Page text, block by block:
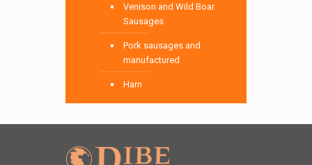
Venison and Wild Boar
Sausages
Pork sausages and
manufactured
Ham